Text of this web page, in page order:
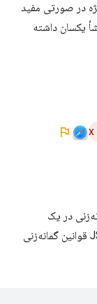
در صورتی مفید
یکسان داشته
x
در یک
مجموعه قوانین، «برچسب‌ها» را در سینتکس JSON قوانین گمانه‌زنی